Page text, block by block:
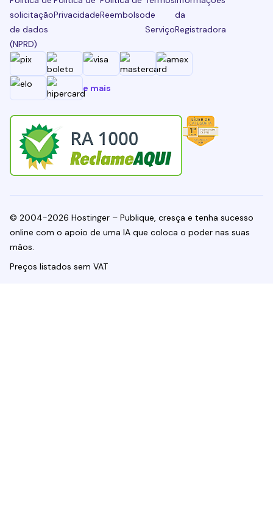
solicitação
de dados
(NPRD)
PrivacidadeReembolsode
Serviço
da
Registradora
e mais
© 2004-2026 Hostinger – Publique, cresça e tenha sucesso
online com o apoio de uma IA que coloca o poder nas suas
mãos.
Preços listados sem VAT